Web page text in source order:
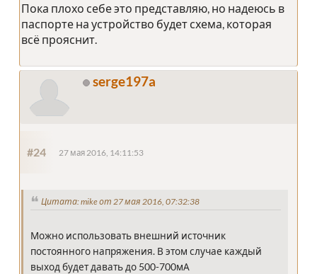
Пока плохо себе это представляю, но надеюсь в
паспорте на устройство будет схема, которая
всё прояснит.
serge197a
#24 27 мая 2016, 14:11:53
Цитата: mike от 27 мая 2016, 07:32:38
Можно использовать внешний источник
постоянного напряжения. В этом случае каждый
выход будет давать до 500-700мА